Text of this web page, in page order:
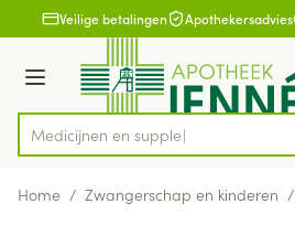
Ga naar de inhoud
1 van 1Veilige betalingen Apothekersadvies
Menu
Product, merk, categorie...
M
Home / Zwangerschap en kinderen /